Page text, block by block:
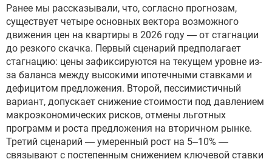
Ранее мы рассказывали, что, согласно прогнозам,
существует четыре основных вектора возможного
движения цен на квартиры в 2026 году — от стагнации
до резкого скачка. Первый сценарий предполагает
стагнацию: цены зафиксируются на текущем уровне из-
за баланса между высокими ипотечными ставками и
дефицитом предложения. Второй, пессимистичный
вариант, допускает снижение стоимости под давлением
макроэкономических рисков, отмены льготных
программ и роста предложения на вторичном рынке.
Третий сценарий — умеренный рост на 5–10% —
связывают с постепенным снижением ключевой ставки